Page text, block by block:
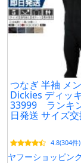
関連型番：
48977 8396
つなぎ 半袖 メ
Dickies ディッ
33999 ランキ
日発送 サイズ
4.8(304件)
ヤフーショッピン